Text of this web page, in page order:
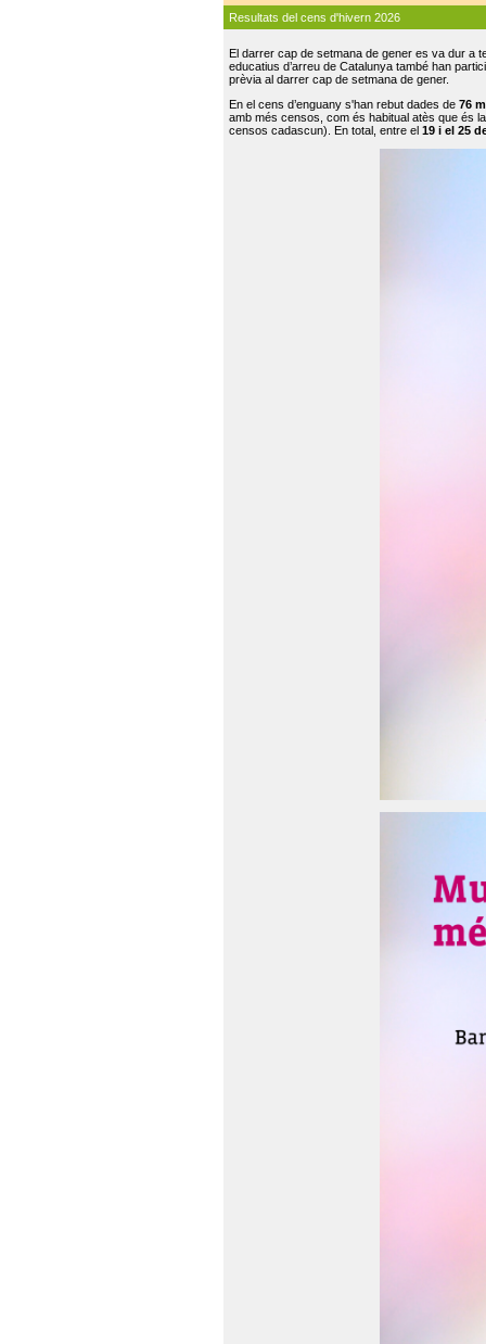
Resultats del cens d'hivern 2026
El darrer cap de setmana de gener es va dur a
educatius d’arreu de Catalunya també han
prèvia al darrer cap de setmana de gener.
En el cens d’enguany s'han rebut dades de 76
amb més censos, com és habitual atès que és
censos cadascun). En total, entre el 19 i el 25